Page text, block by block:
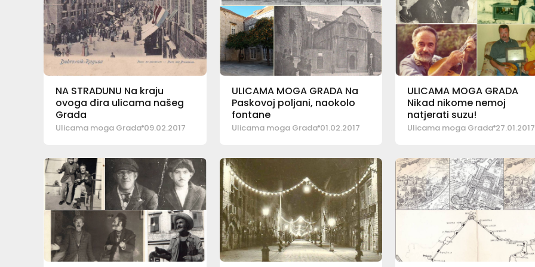
NA STRADUNU Na kraju
ovoga đira ulicama našeg
Grada
Ulicama moga Grada 09.02.2017
ULICAMA MOGA GRADA Na
Paskovoj poljani, naokolo
fontane
Ulicama moga Grada 01.02.2017
ULICAMA MOGA GRADA
Nikad nikome nemoj
natjerati suzu!
Ulicama moga Grada 27.01.2017